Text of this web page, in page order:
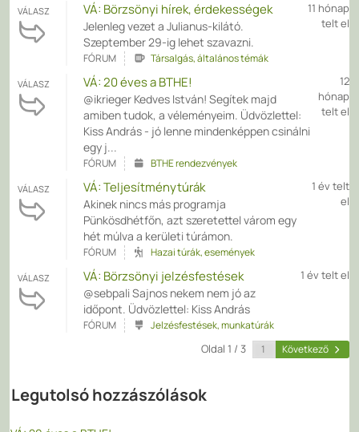
VÁLASZ VÁ: Börzsönyi hírek, érdekességek
Jelenleg vezet a Julianus-kilátó.
Szeptember 29-ig lehet szavazni.
11 hónap
telt el
FÓRUM Társalgás, általános témák
VÁLASZ VÁ: 20 éves a BTHE!
@ikrieger Kedves István! Segítek majd
amiben tudok, a véleményeim. Üdvözlettel:
Kiss András - jó lenne mindenképpen csinálni
egy j...
12
hónap
telt el
FÓRUM BTHE rendezvények
VÁLASZ VÁ: Teljesítménytúrák
Akinek nincs más programja
Pünkösdhétfőn, azt szeretettel várom egy
hét múlva a kerületi túrámon.
1 év telt
el
FÓRUM Hazai túrák, események
VÁLASZ VÁ: Börzsönyi jelzésfestések
@sebpali Sajnos nekem nem jó az
időpont. Üdvözlettel: Kiss András
1 év telt el
FÓRUM Jelzésfestések, munkatúrák
Oldal 1 / 3 Következő
Legutolsó hozzászólások